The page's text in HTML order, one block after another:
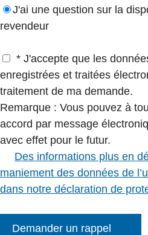
J'ai une question sur la
revendeur
* J'accepte que les
enregistrées et traitées
traitement de ma demande.
Remarque : Vous pouvez à
accord par message
avec effet pour le futur.
Des informations plus en
maniement des données de
dans notre déclaration de
Demander un rappel